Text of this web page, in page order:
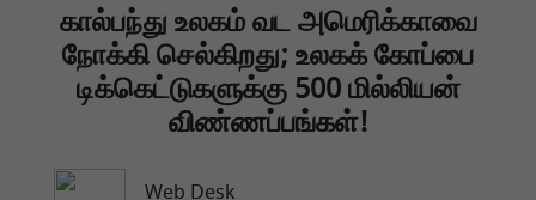
கால்பந்து உலகம் வட அமெரிக்காவை
நோக்கி செல்கிறது; உலகக் கோப்பை
டிக்கெட்டுகளுக்கு 500 மில்லியன்
விண்ணப்பங்கள்!
Web Desk